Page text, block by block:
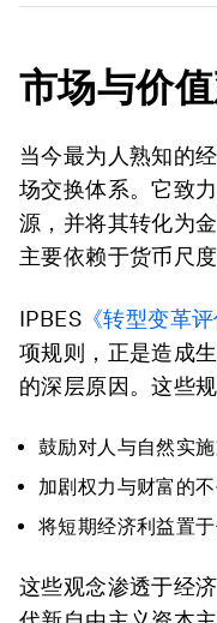
市场与价
当今最为人熟知的
场交换体系。它致
源，并将其转化为
主要依赖于货币尺度
IPBES 《转型变革
项规则，正是造成
的深层原因。这些
鼓励对人与自然实施
加剧权力与财富的不
将短期经济利益置于
这些观念渗透于经